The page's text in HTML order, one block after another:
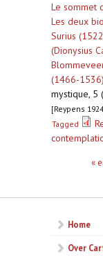
Le sommet
Les deux
Surius
(Dionysius
(1466-1536)
mystique, 5
[Reypens
Tagged
Pagina's«
Home
Over